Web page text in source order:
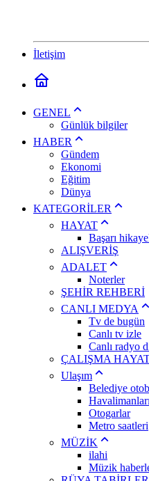
İletişim
GENEL
Günlük bilgiler
HABER
Gündem
Ekonomi
Eğitim
Dünya
KATEGORİLER
HAYAT
Başarı
ALIŞVERİŞ
ADALET
Noterler
ŞEHİR REHBERİ
CANLI MEDYA
Tv de bugün
Canlı tv izle
Canlı radyo
ÇALIŞMA
Ulaşım
Belediye
Havalimanları
Otogarlar
Metro saatleri
MÜZİK
ilahi
Müzik